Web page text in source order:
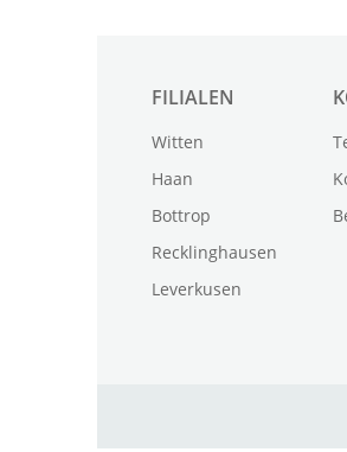
FILIALEN
Witten
Haan
Bottrop
Recklinghausen
Leverkusen